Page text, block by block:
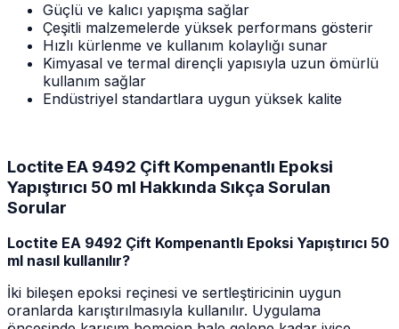
Güçlü ve kalıcı yapışma sağlar
Çeşitli malzemelerde yüksek performans gösterir
Hızlı kürlenme ve kullanım kolaylığı sunar
Kimyasal ve termal dirençli yapısıyla uzun ömürlü
kullanım sağlar
Endüstriyel standartlara uygun yüksek kalite
Loctite EA 9492 Çift Kompenantlı Epoksi
Yapıştırıcı 50 ml Hakkında Sıkça Sorulan
Sorular
Loctite EA 9492 Çift Kompenantlı Epoksi Yapıştırıcı 50
ml nasıl kullanılır?
İki bileşen epoksi reçinesi ve sertleştiricinin uygun
oranlarda karıştırılmasıyla kullanılır. Uygulama